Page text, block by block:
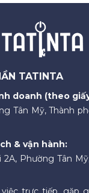
TATINTA
doanh (theo
Tân Mỹ, Thành
& vận hành:
2A, Phường Tân